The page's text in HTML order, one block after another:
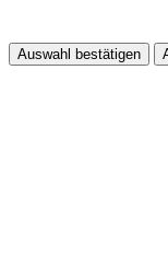
Auswahl bestätigen